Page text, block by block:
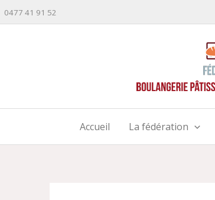
0477 41 91 52
Accueil La fédération